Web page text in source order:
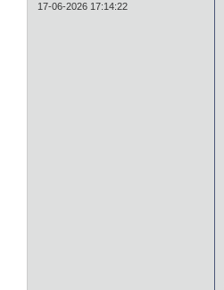
17-06-2026 17:14:22